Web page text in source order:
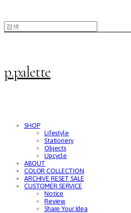
p.palette
SHOP
Lifestyle
Stationery
Objects
Upcycle
ABOUT
COLOR COLLECTION
ARCHIVE RESET SALE
CUSTOMER SERVICE
Notice
Review
Share Your Idea